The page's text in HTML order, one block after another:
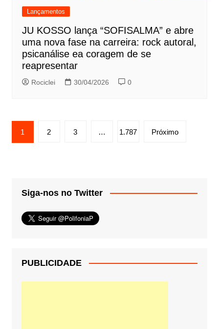
Lançamentos
JU KOSSO lança “SOFISALMA” e abre
uma nova fase na carreira: rock autoral,
psicanálise ea coragem de se
reapresentar
Rociclei 30/04/2026 0
Paginação
de
1 2 3 … 1.787 Próximo
Siga-nos no Twitter
PUBLICIDADE